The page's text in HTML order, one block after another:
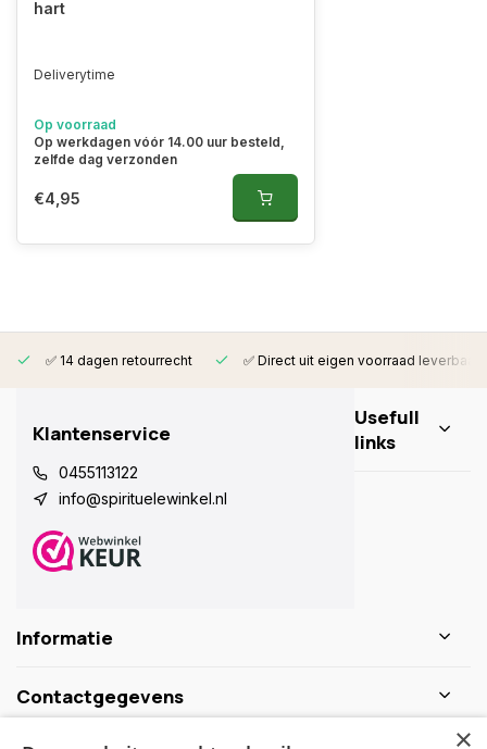
hart
Deliverytime
Op voorraad
Op werkdagen vóór 14.00 uur besteld,
zelfde dag verzonden
€4,95
✅ 14 dagen retourrecht ✅ Direct uit eigen voorraad leverbaar
Klantenservice
0455113122
info@spirituelewinkel.nl
Usefull
links
Informatie
Contactgegevens
×